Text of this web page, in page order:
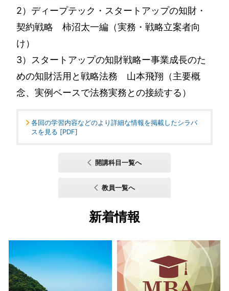
2）ディープテック・スタートアップの知財・
契約戦略 柿沼太一編（実務・戦略立案者向
け）
3）スタートアップの知財戦略ー事業成長のた
めの知財活用と戦略法務 山本飛翔（主要概
念、実例ベースで法務実務との接続する）
各回の学習内容などのより詳細な情報を掲載したシラバ
スを見る [PDF]
開講科目一覧へ
教員一覧へ
新着情報